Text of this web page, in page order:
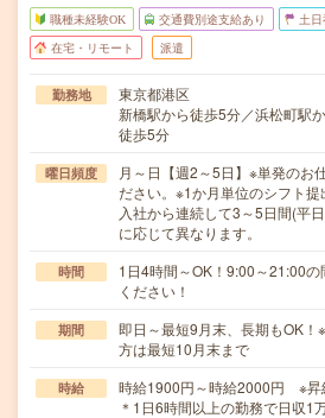
職種未経験OK 交通費別途支給あり 土
在宅・リモート 派遣
勤務地
東京都港区
新橋駅から徒歩5分／浜松町駅
徒歩5分
曜日頻度
月～日【週2～5日】※単発のお
ださい。※1か月単位のシフト提
入社から連続して3～5日間(平
に応じて異なります。
時間
1日4時間～OK！9:00～21:00
ください！
期間
即日～最短9月末、長期もOK
方は最短10月末まで
時給
時給1900円～時給2000円 ※
＊1日6時間以上の勤務で日収1